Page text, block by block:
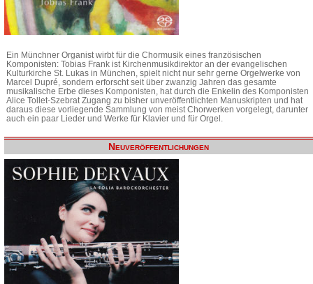
Ein Münchner Organist wirbt für die Chormusik eines französischen
Komponisten: Tobias Frank ist Kirchenmusikdirektor an der evangelischen
Kulturkirche St. Lukas in München, spielt nicht nur sehr gerne Orgelwerke von
Marcel Dupré, sondern erforscht seit über zwanzig Jahren das gesamte
musikalische Erbe dieses Komponisten, hat durch die Enkelin des Komponisten
Alice Tollet-Szebrat Zugang zu bisher unveröffentlichten Manuskripten und hat
daraus diese vorliegende Sammlung von meist Chorwerken vorgelegt, darunter
auch ein paar Lieder und Werke für Klavier und für Orgel.
Neuveröffentlichungen